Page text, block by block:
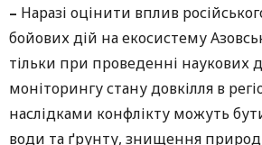
– Наразі оцінити вплив
бойових дій на екосистему
тільки при проведенні наукових
моніторингу стану довкілля в
наслідками конфлікту можуть
води та ґрунту, знищення